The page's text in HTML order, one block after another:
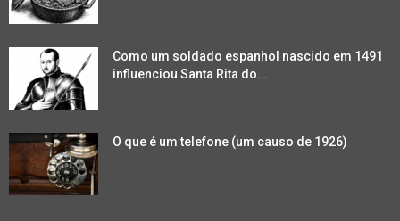
Como um soldado espanhol nascido em 1491
influenciou Santa Rita do...
O que é um telefone (um causo de 1926)